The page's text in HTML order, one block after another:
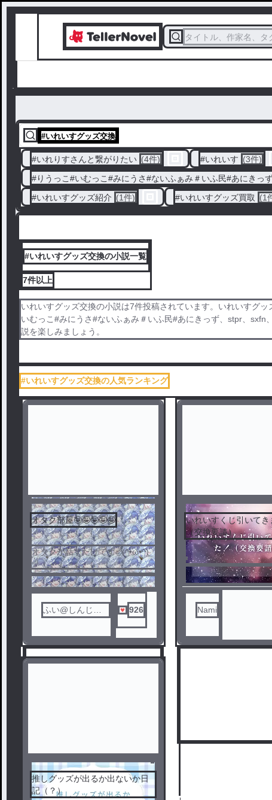
タイトル、作家名、タ
#いれいすグッズ交換
#いれりすさんと繋がりたい (4件) #いれいす (3件)
#りうっこ#いむっこ#みにうさ#ないふぁみ＃いふ民#あにきっ
#いれいすグッズ紹介 (1件) #いれいすグッズ買取 (1
#いれいすグッズ交換の小説一覧
7件以上
いれいすグッズ交換の小説は7件投稿されています。いれいすグ
いむっこ#みにうさ#ないふぁみ＃いふ民#あにきっず、stpr、
説を楽しみましょう。
#いれいすグッズ交換の人気ランキング
ノベ
オタク部屋🤪🤪🤪🤪🤪
オタクが話すだけです✌️(^•ω•^)
✌️
ふい@しんじゃ
926
いれいすくじ引いてき
（交換要請）
Nami
推しグッズが出るか出ないか日
記（？）